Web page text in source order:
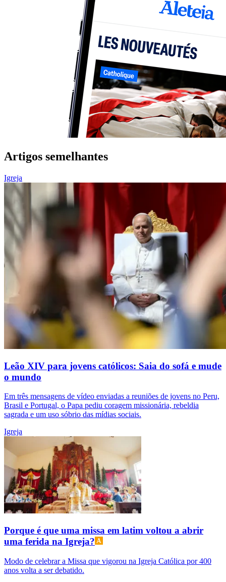
Artigos semelhantes
Igreja
Leão XIV para jovens católicos: Saia do sofá e mude
o mundo
Em três mensagens de vídeo enviadas a reuniões de jovens no Peru,
Brasil e Portugal, o Papa pediu coragem missionária, rebeldia
sagrada e um uso sóbrio das mídias sociais.
Igreja
Porque é que uma missa em latim voltou a abrir
uma ferida na Igreja?
Modo de celebrar a Missa que vigorou na Igreja Católica por 400
anos volta a ser debatido.